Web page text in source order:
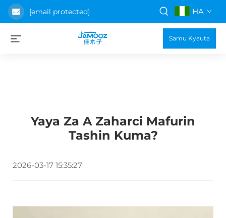
[email protected] HA
Samu Kyauta
Yaya Za A Zaharci Mafurin
Tashin Kuma?
2026-03-17 15:35:27